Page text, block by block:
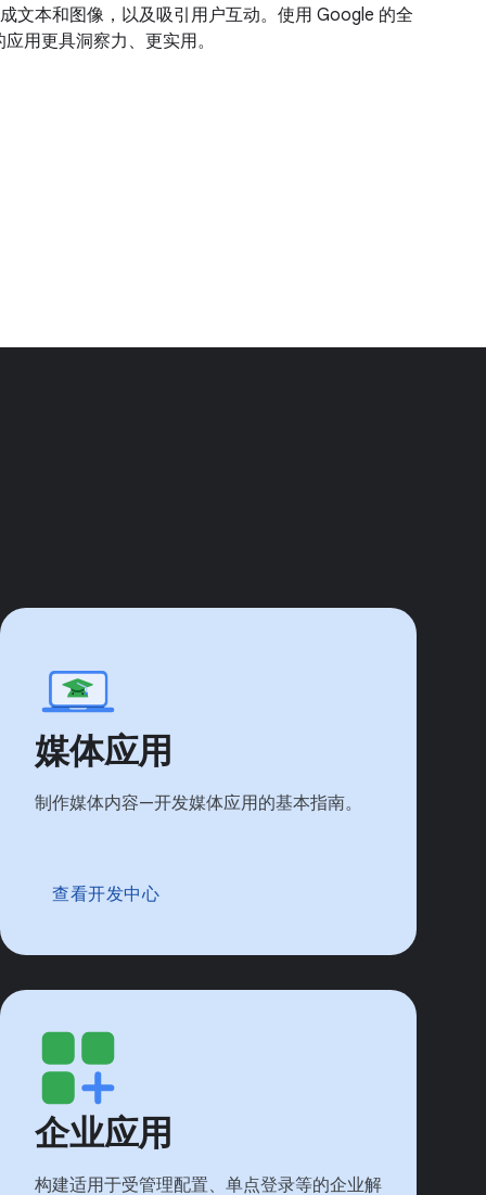
文本和图像，以及吸引用户互动。使用 Google 的全
用更具洞察力、更实用。
媒体应用
制作媒体内容—开发媒体应用的基本指南。
查看开发中心
企业应用
构建适用于受管理配置、单点登录等的企业解